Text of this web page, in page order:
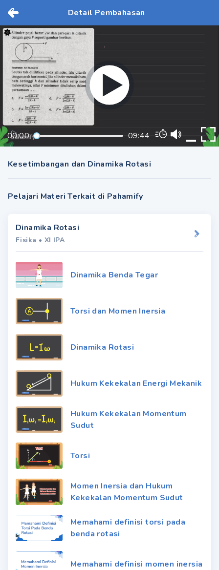
Detail Pembahasan
00:00 09:44
Kesetimbangan dan Dinamika Rotasi
Pelajari Materi Terkait di Pahamify
Dinamika Rotasi
Fisika • XI IPA
Dinamika Benda Tegar
Torsi dan Momen Inersia
Dinamika Rotasi
Hukum Kekekalan Energi Mekanik
Hukum Kekekalan Momentum
Sudut
Torsi
Momen Inersia dan Hukum
Kekekalan Momentum Sudut
Memahami definisi torsi pada
benda rotasi
Memahami definisi momen inersia